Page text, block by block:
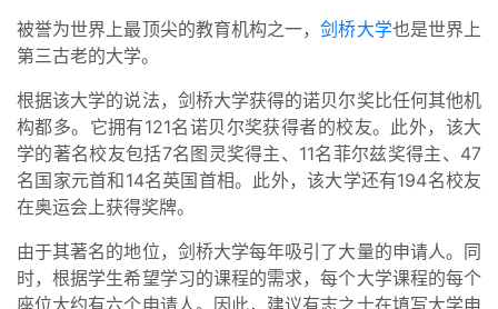
被誉为世界上最顶尖的教育机构之一，剑桥大学也是世界上
第三古老的大学。
根据该大学的说法，剑桥大学获得的诺贝尔奖比任何其他机
构都多。它拥有121名诺贝尔奖获得者的校友。此外，该大
学的著名校友包括7名图灵奖得主、11名菲尔兹奖得主、47
名国家元首和14名英国首相。此外，该大学还有194名校友
在奥运会上获得奖牌。
由于其著名的地位，剑桥大学每年吸引了大量的申请人。同
时，根据学生希望学习的课程的需求，每个大学课程的每个
座位大约有六个申请人。因此，建议有志之士在填写大学申